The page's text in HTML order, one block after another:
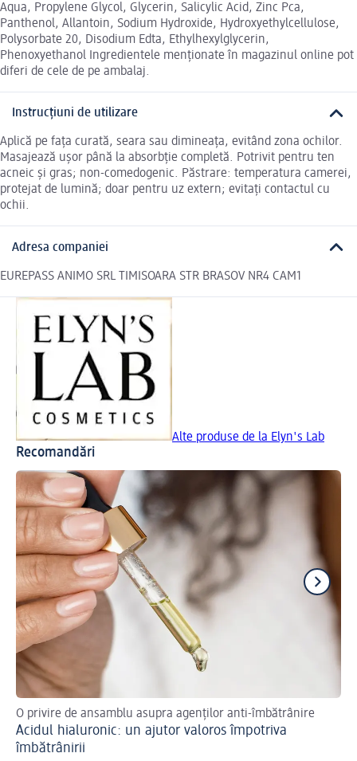
Aqua, Propylene Glycol, Glycerin, Salicylic Acid, Zinc Pca,
Panthenol, Allantoin, Sodium Hydroxide, Hydroxyethylcellulose,
Polysorbate 20, Disodium Edta, Ethylhexylglycerin,
Phenoxyethanol Ingredientele menționate în magazinul online pot
diferi de cele de pe ambalaj.
Instrucțiuni de utilizare
Aplică pe fața curată, seara sau dimineața, evitând zona ochilor.
Masajează ușor până la absorbție completă. Potrivit pentru ten
acneic și gras; non-comedogenic. Păstrare: temperatura camerei,
protejat de lumină; doar pentru uz extern; evitați contactul cu
ochii.
Adresa companiei
EUREPASS ANIMO SRL TIMISOARA STR BRASOV NR4 CAM1
Alte produse de la Elyn's Lab
Recomandări
O privire de ansamblu asupra agenților anti-îmbătrânire
Acidul hialuronic: un ajutor valoros împotriva
îmbătrânirii